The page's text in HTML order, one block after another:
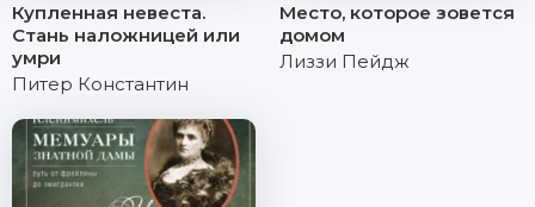
Купленная невеста.
Стань наложницей или
умри
Питер Константин
Место, которое зовется
домом
Лиззи Пейдж